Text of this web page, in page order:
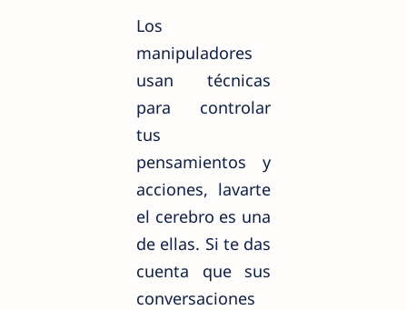
Los
manipuladores
usan técnicas
para controlar
tus
pensamientos y
acciones, lavarte
el cerebro es una
de ellas. Si te das
cuenta que sus
conversaciones